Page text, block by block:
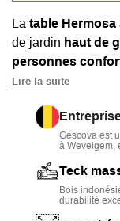
La table Hermosa
de jardin haut de
personnes
Sonpiétement
trapézoïdale
votre espace repas
soliditéet une
table de
Lire la suite
Gescova est
à Wevelgem,
Teck
Bois
durabilité